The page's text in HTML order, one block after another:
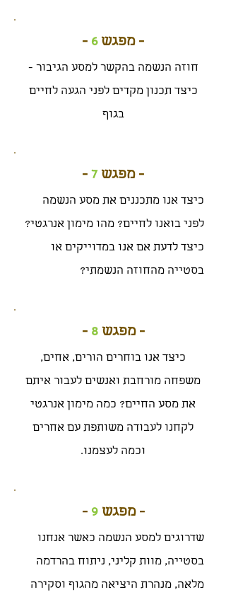
- מפגש6
-
חוזה הנשמה בהקשר למסע הגיבור -
כיצד תכנון מקדים לפני הגעה לחיים
בגוף
- מפגש7
-
כיצד אנו מתכננים את מסע הנשמה
לפני בואנו לחיים? מהו מימון אנרגטי?
כיצד לדעת אם אנו במדוייקים או
בסטייה מהחוזה הנשמתי?
- מפגש8
-
כיצד אנו בוחרים הורים, אחים,
משפחה מורחבת ואנשים לעבור איתם
את מסע החיים? כמה מימון אנרגטי
לקחנו לעבודה משותפת עם אחרים
וכמה לעצמנו.
- מפגש9
-
שדרוגים למסע הנשמה כאשר אנחנו
בסטייה, מוות קליני, ניתוח בהרדמה
מלאה, מנהרת היציאה מהגוף וסקירה